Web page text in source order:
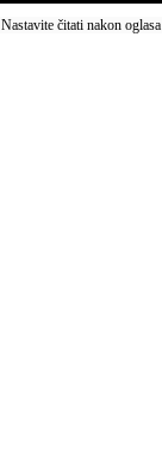
Nastavite čitati nakon oglasa